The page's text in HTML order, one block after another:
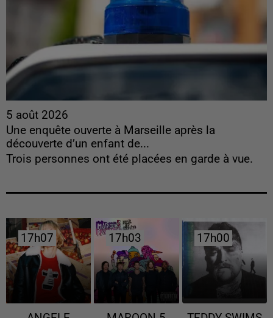
5 août 2026
Une enquête ouverte à Marseille après la
découverte d’un enfant de...
Trois personnes ont été placées en garde à vue.
17h07
17h07 17h03
17h03 17h00
17h00